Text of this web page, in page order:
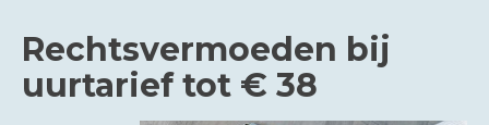
Rechtsvermoeden bij
uurtarief tot € 38